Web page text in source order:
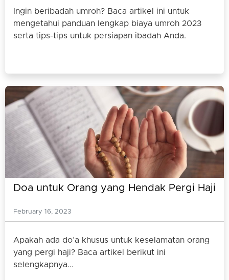
Ingin beribadah umroh? Baca artikel ini untuk
mengetahui panduan lengkap biaya umroh 2023
serta tips-tips untuk persiapan ibadah Anda.
Doa untuk Orang yang Hendak Pergi Haji
February 16, 2023
Apakah ada do’a khusus untuk keselamatan orang
yang pergi haji? Baca artikel berikut ini
selengkapnya...